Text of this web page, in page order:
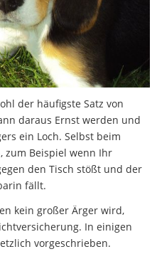
der häufigste Satz von
daraus Ernst werden und
ein Loch. Selbst beim
zum Beispiel wenn Ihr
den Tisch stößt und der
fällt.
kein großer Ärger wird,
In einigen
vorgeschrieben.